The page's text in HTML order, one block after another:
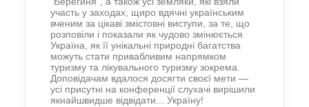
участь у заходах, щиро вдячні українським
вченим за цікаві змістовні виступи, за те, що
розповіли і показали як чудово змінюється
Україна, як її унікальні природні багатства
можуть стати привабливим напрямком
туризму та лікувального туризму зокрема.
Доповідачам вдалося досягти своєї мети —
усі присутні на конференції слухачі вирішили
якнайшвидше відвідати... Україну!